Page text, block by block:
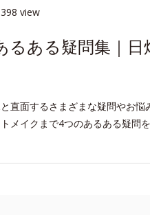
view
るある疑問集｜
直面するさまざまな疑問やお
メイクまで4つのあるある疑問